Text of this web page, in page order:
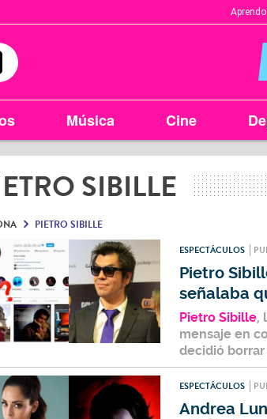
Música Cine
SIBILLE
PIETRO SIBILLE
ESPECTÁCULOS
Pietro
señalaba
Pietro Sibille,
mensaje en
decidió
ESPECTÁCULOS
Andrea